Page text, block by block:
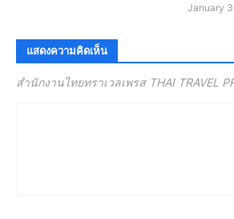
January
แสดงความคิดเห็น
สำนักงานไทยทราเวลเพรส THAI TRAVEL